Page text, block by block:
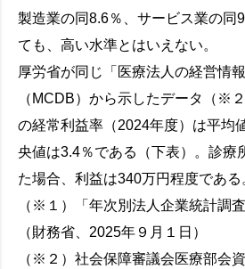
製造業の同8.6％、サービス業の
ても、高い水準とはいえない。
厚労省が同じ「医療法人の経営情
（MCDB）から示したデータ（※
の経常利益率（2024年度）は平均
央値は3.4％である（下表）。診療
た場合、利益は340万円程度である
（※１）「年次別法人企業統計調
（財務省、2025年９月１日）
（※２）社会保障審議会医療部会